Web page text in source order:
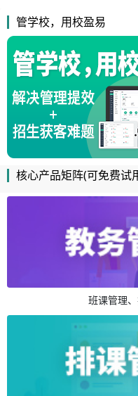
管学校，用校盈易
核心产品矩阵(可免费试
班课管理